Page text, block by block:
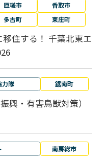
匝瑳市
香取市
多古町 東庄町
移住する！ 千葉北東エ
力隊 鋸南町
興・有害鳥獣対策）
南房総市